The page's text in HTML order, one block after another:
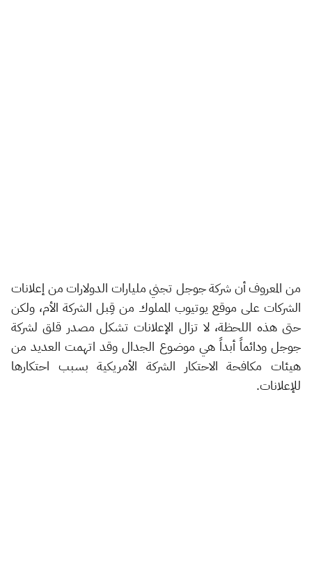
من المعروف أن شركة جوجل تجني مليارات الدولارات من إعلانات
الشركات على موقع يوتيوب المملوك من قِبل الشركة الأم، ولكن
حتى هذه اللحظة، لا تزال الإعلانات تشكل مصدر قلق لشركة
جوجل ودائماً أبداً هي موضوع الجدال وقد اتهمت العديد من
هيئات مكافحة الاحتكار الشركة الأمريكية بسبب احتكارها
للإعلانات.